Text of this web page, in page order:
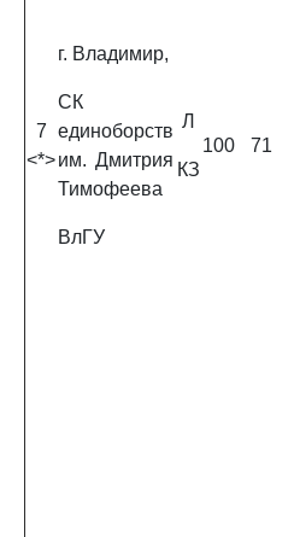
7
<*>
г. Владимир,
СК
единоборств
им. Дмитрия
Тимофеева
ВлГУ
Л
КЗ
100 71